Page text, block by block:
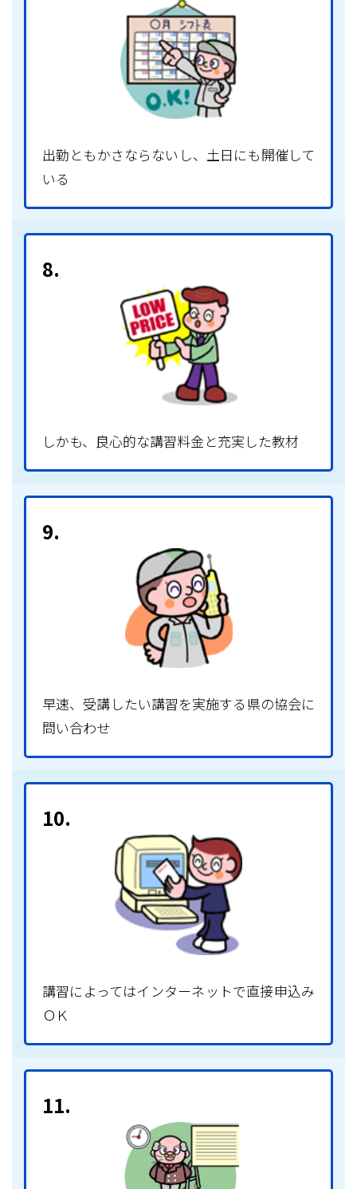
出勤ともかさならないし、土日にも開催して
いる
8.
しかも、良心的な講習料金と充実した教材
9.
早速、受講したい講習を実施する県の協会に
問い合わせ
10.
講習によってはインターネットで直接申込み
ＯＫ
11.